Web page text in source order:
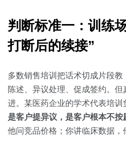
判断标准一：训练
打断后的续接”
多数销售培训把话术切成片段
陈述、异议处理、促成签约。
进。某医药企业的学术代表培训
是客户提异议，是客户根本不按
他问竞品价格；你讲临床数据，